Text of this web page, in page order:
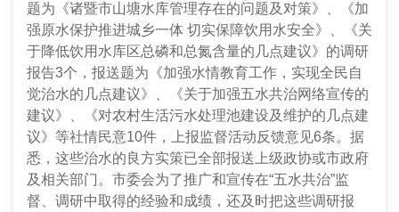
题为《诸暨市山塘水库管理存在的问题及对策》、《加
强原水保护推进城乡一体 切实保障饮用水安全》、《关
于降低饮用水库区总磷和总氮含量的几点建议》的调研
报告3个，报送题为 《加强水情教育工作，实现全民自
觉治水的几点建议》、《关于加强五水共治网络宣传的
建议》、《对农村生活污水处理池建设及维护的几点建
议》等社情民意10件，上报监督活动反馈意见6条。据
悉，这些治水的良方实策已全部报送上级政协或市政府
及相关部门。市委会为了推广和宣传在“五水共治”监
督、调研中取得的经验和成绩，还及时把这些调研报